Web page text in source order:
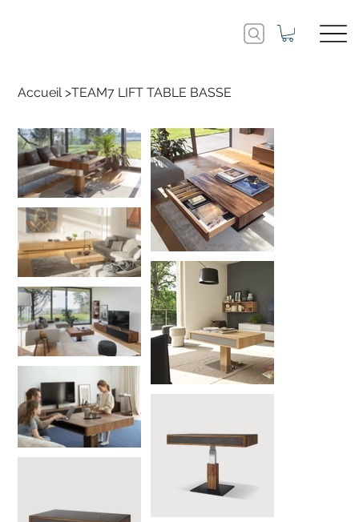
Accueil >TEAM7 LIFT TABLE BASSE